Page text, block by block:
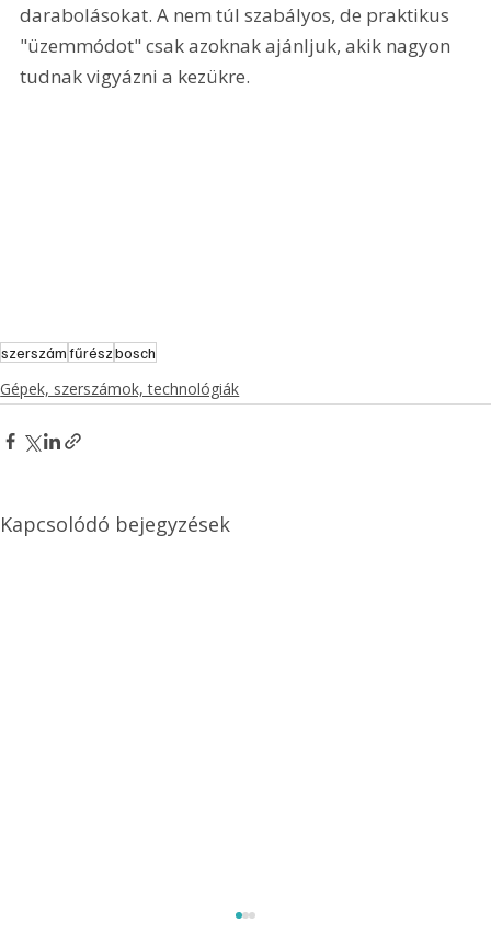
darabolásokat. A nem túl szabályos, de praktikus
"üzemmódot" csak azoknak ajánljuk, akik nagyon
tudnak vigyázni a kezükre.
szerszámfűrészbosch
Gépek, szerszámok, technológiák
Kapcsolódó bejegyzések